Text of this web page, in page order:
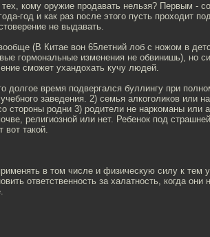
кому оружие продавать нельзя? Первым -
год и как раз после этого пусть проходит
не выдавать.
(В Китае вон 65летний лоб с ножом в
гормональные изменения не обвинишь), но
сможет ухандохать кучу людей.
долгое время подвергался буллингу при
заведения. 2) семья алкоголиков или
стороны родни 3) родители не наркоманы или
религиозной или нет. Ребенок под
вот такой.
в том числе и физическую силу к тем
ответственность за халатность, когда они